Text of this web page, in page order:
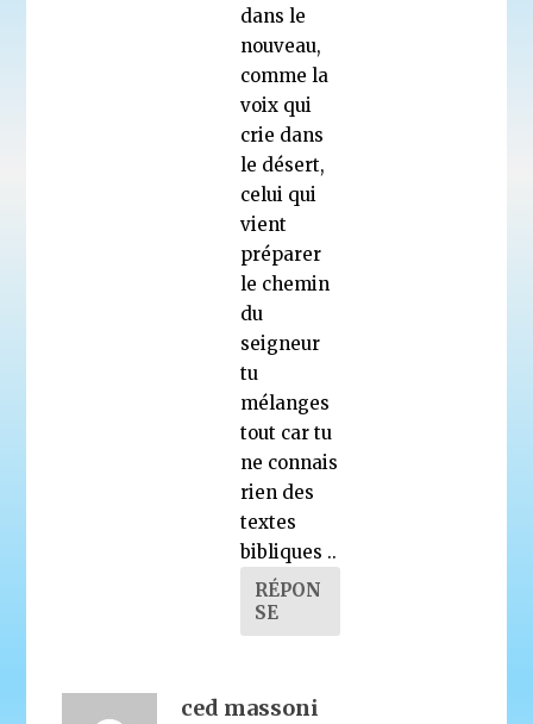
dans le
nouveau,
comme la
voix qui
crie dans
le désert,
celui qui
vient
préparer
le chemin
du
seigneur
tu
mélanges
tout car tu
ne connais
rien des
textes
bibliques ..
RÉPON
SE
ced massoni